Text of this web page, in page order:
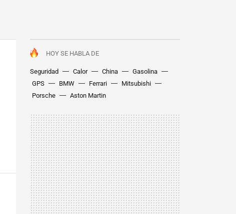
HOY SE HABLA DE
Seguridad Calor China
Gasolina
GPS
BMW Ferrari
Mitsubishi
Porsche
Aston Martin